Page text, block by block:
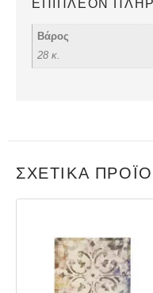
ΕΠΙΠΛΈΟΝ
Βάρος
28 κ.
ΣΧΕΤΙΚΆ